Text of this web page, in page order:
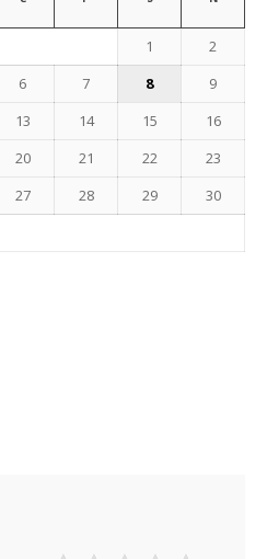
1
2
6 7 8
9
13 14 15
16
20 21 22
23
27 28 29
30